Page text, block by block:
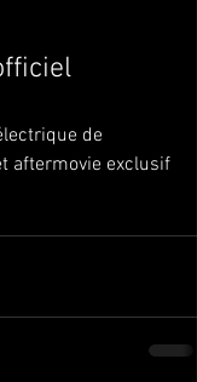
de
aftermovie exclusif